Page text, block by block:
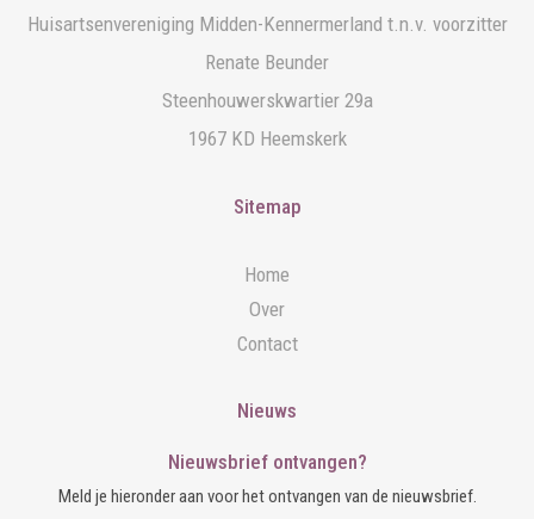
Huisartsenvereniging Midden-Kennermerland t.n.v. voorzitter
Renate Beunder
Steenhouwerskwartier 29a
1967 KD Heemskerk
Sitemap
Home
Over
Contact
Nieuws
Nieuwsbrief ontvangen?
Meld je hieronder aan voor het ontvangen van de nieuwsbrief.